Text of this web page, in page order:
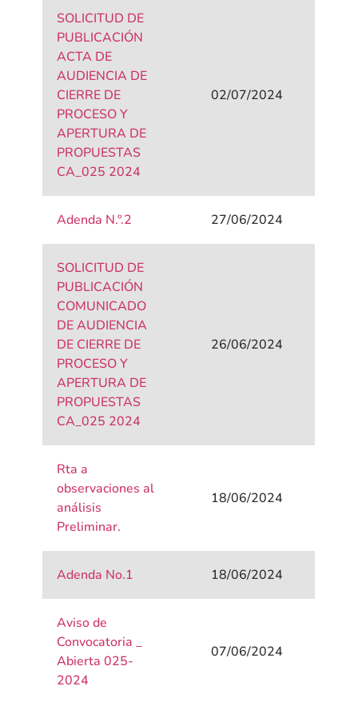
SOLICITUD DE
PUBLICACIÓN
ACTA DE
AUDIENCIA DE
CIERRE DE
PROCESO Y
APERTURA DE
PROPUESTAS
CA_025 2024
02/07/2024
Adenda N.º.2 27/06/2024
SOLICITUD DE
PUBLICACIÓN
COMUNICADO
DE AUDIENCIA
DE CIERRE DE
PROCESO Y
APERTURA DE
PROPUESTAS
CA_025 2024
26/06/2024
Rta a
observaciones al
análisis
Preliminar.
18/06/2024
Adenda No.1 18/06/2024
Aviso de
Convocatoria _
Abierta 025-
2024
07/06/2024